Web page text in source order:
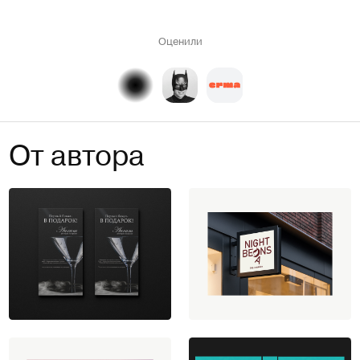
Оценили
От автора